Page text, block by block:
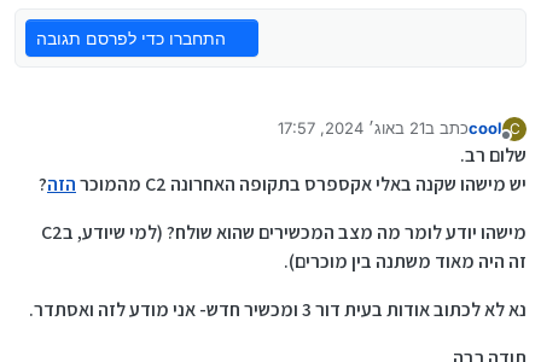
התחברו כדי לפרסם תגובה
C
מנותק
coolכתב ב21 באוג׳ 2024, 17:57
נערך לאחרונה על ידי cool
שלום רב.
יש מישהו שקנה באלי אקספרס בתקופה האחרונה C2 מהמוכר
הזה?
מישהו יודע לומר מה מצב המכשירים שהוא שולח? (למי שיודע, בC2
זה היה מאוד משתנה בין מוכרים).
נא לא לכתוב אודות בעית דור 3 ומכשיר חדש- אני מודע לזה ואסתדר.